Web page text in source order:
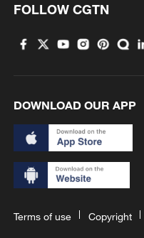
FOLLOW CGTN
DOWNLOAD OUR APP
Terms of use Copyright